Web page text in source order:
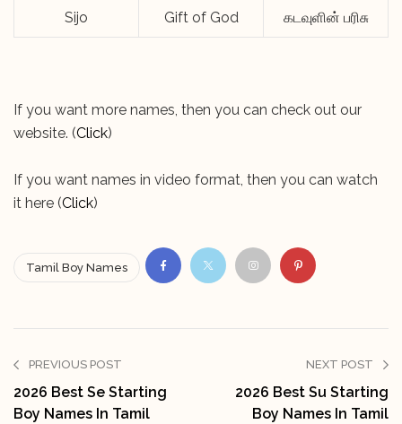
Sijo Gift of God கடவுளின் பரிசு
If you want more names, then you can check out our
website. (Click)
If you want names in video format, then you can watch
it here (Click)
Tamil Boy Names
PREVIOUS POST
2026 Best Se Starting
Boy Names In Tamil
NEXT POST
2026 Best Su Starting
Boy Names In Tamil